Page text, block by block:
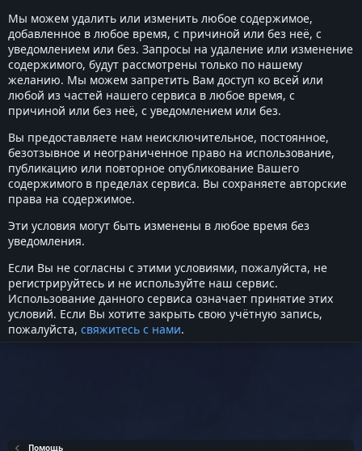
Мы можем удалить или изменить любое содержимое,
добавленное в любое время, с причиной или без неё, с
уведомлением или без. Запросы на удаление или изменение
содержимого, будут рассмотрены только по нашему
желанию. Мы можем запретить Вам доступ ко всей или
любой из частей нашего сервиса в любое время, с
причиной или без неё, с уведомлением или без.
Вы предоставляете нам неисключительное, постоянное,
безотзывное и неограниченное право на использование,
публикацию или повторное опубликование Вашего
содержимого в пределах сервиса. Вы сохраняете авторские
права на содержимое.
Эти условия могут быть изменены в любое время без
уведомления.
Если Вы не согласны с этими условиями, пожалуйста, не
регистрируйтесь и не используйте наш сервис.
Использование данного сервиса означает принятие этих
условий. Если Вы хотите закрыть свою учётную запись,
пожалуйста, свяжитесь с нами.
Помощь